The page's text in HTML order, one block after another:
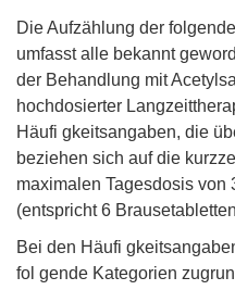
Die Aufzählung der
umfasst alle bekannt
der Behandlung mit
hochdosierter
Häufi gkeitsangaben, die
beziehen sich auf die
maximalen Tagesdosis von
(entspricht 6
Bei den Häufi
fol gende Kategorien